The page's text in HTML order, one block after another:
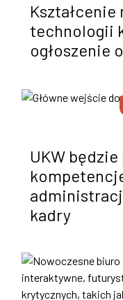
technologii
ogłoszenie
UKW
kadry